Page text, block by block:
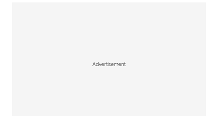
Advertisement